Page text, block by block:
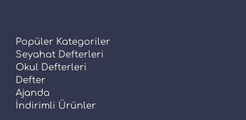
Popüler Kategoriler
Seyahat Defterleri
Okul Defterleri
Defter
Ajanda
İndirimli Ürünler